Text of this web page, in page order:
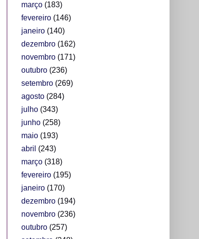
março(183)
fevereiro(146)
janeiro(140)
dezembro(162)
novembro(171)
outubro(236)
setembro(269)
agosto(284)
julho(343)
junho(258)
maio(193)
abril (243)
março(318)
fevereiro(195)
janeiro(170)
dezembro(194)
novembro(236)
outubro(257)